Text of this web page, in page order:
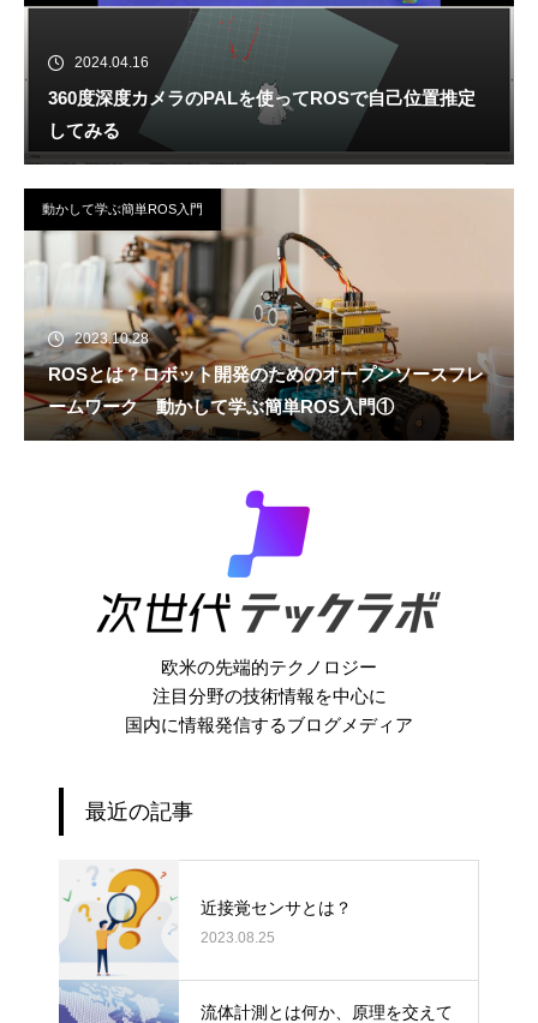
2024.04.16
360度深度カメラのPALを使ってROSで自己位置推定
してみる
動かして学ぶ簡単ROS入門
2023.10.28
ROSとは？ロボット開発のためのオープンソースフレ
ームワーク 動かして学ぶ簡単ROS入門①
欧米の先端的テクノロジー
注目分野の技術情報を中心に
国内に情報発信するブログメディア
最近の記事
近接覚センサとは？
2023.08.25
流体計測とは何か、原理を交えて